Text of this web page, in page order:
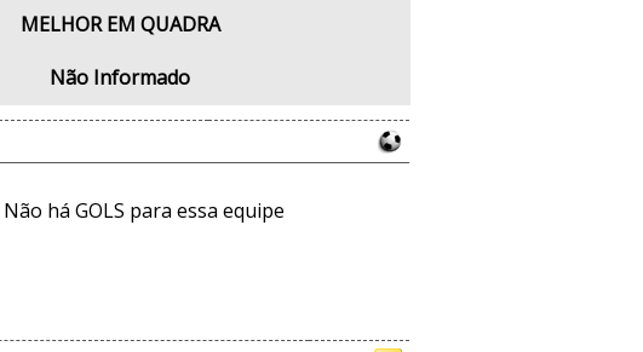
MELHOR EM QUADRA
Não Informado
Não há GOLS para essa equipe